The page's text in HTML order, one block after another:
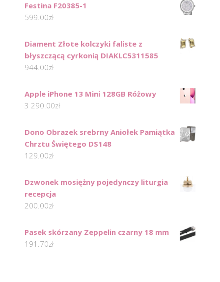
Festina F20385-1
599.00zł
Diament Złote kolczyki faliste z
błyszczącą cyrkonią DIAKLC5311585
944.00zł
Apple iPhone 13 Mini 128GB Różowy
3 290.00zł
Dono Obrazek srebrny Aniołek Pamiątka
Chrztu Świętego DS148
129.00zł
Dzwonek mosiężny pojedynczy liturgia
recepcja
200.00zł
Pasek skórzany Zeppelin czarny 18 mm
191.70zł